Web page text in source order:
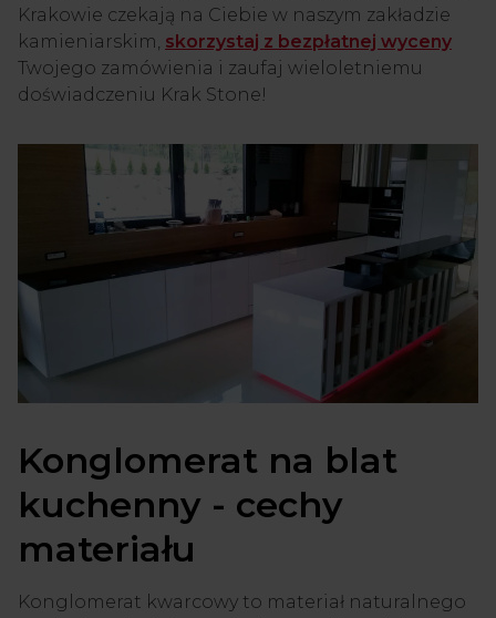
Krakowie czekają na Ciebie w naszym zakładzie
kamieniarskim, skorzystaj z bezpłatnej wyceny
Twojego zamówienia i zaufaj wieloletniemu
doświadczeniu Krak Stone!
Konglomerat na blat
kuchenny - cechy
materiału
Konglomerat kwarcowy to materiał naturalnego